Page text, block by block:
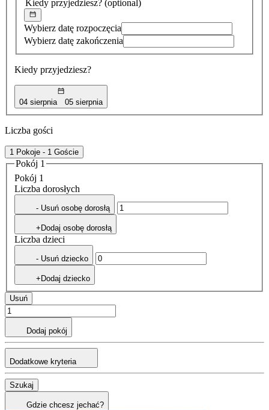
Kiedy przyjedziesz? (optional)
Wybierz datę rozpoczęcia
Wybierz datę zakończenia
Kiedy przyjedziesz?
04 sierpnia 05 sierpnia
Liczba gości
1 Pokoje - 1 Goście
Pokój 1
Pokój 1
Liczba dorosłych
- Usuń osobę dorosłą
+Dodaj osobę dorosłą
Liczba dzieci
- Usuń dziecko
+Dodaj dziecko
Usuń
Dodaj pokój
Dodatkowe kryteria
Szukaj
Gdzie chcesz jechać?